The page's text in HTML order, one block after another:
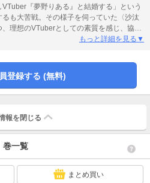
『夢野りある』と結婚する」という
も大苦戦。その様子を伺っていた〈沙汰
理想のVTuberとしての素質を感じ、協力
め渋々ヒガシに協力するのの花。ご主人様
私!?」周りに流されがちなのの花と、野
な二人が協力して『最推し』に会うこと
メディ、配信スタート！■収録内容「キミ
ろし 2P
もっと詳細を見る▼
登録する (無料)
報を 閉じる
巻一覧
まとめ買い